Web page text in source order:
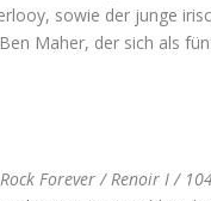
sowie der junge
Maher, der sich als
Forever / Renoir I /